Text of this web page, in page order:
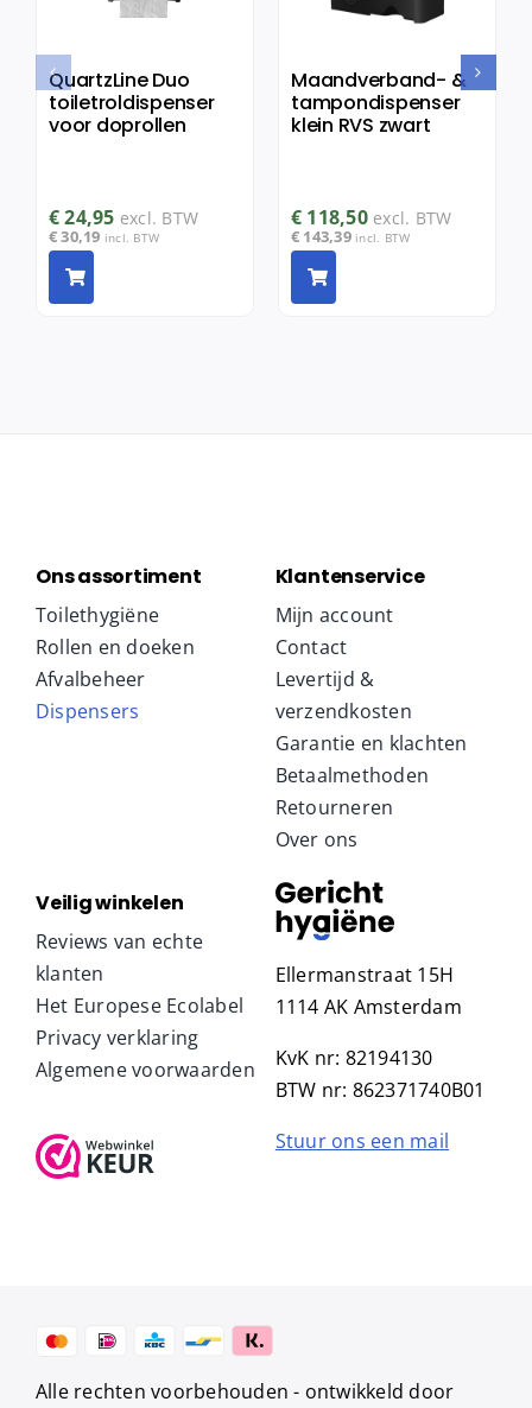
QuartzLine Duo
toiletroldispenser
voor doprollen
€24,95 excl. BTW
€30,19 incl. BTW
Maandverband- &
tampondispenser
klein RVS zwart
€ 118,50 excl. BTW
€ 143,39 incl. BTW
Ons assortiment
Toilethygiëne
Rollen en doeken
Afvalbeheer
Dispensers
Klantenservice
Mijn account
Contact
Levertijd &
verzendkosten
Garantie en klachten
Betaalmethoden
Retourneren
Over ons
Veilig winkelen
Reviews van echte
klanten
Het Europese Ecolabel
Privacy verklaring
Algemene voorwaarden
Ellermanstraat 15H
1114 AK Amsterdam
KvK nr: 82194130
BTW nr: 862371740B01
Stuur ons een mail
Alle rechten voorbehouden - ontwikkeld door